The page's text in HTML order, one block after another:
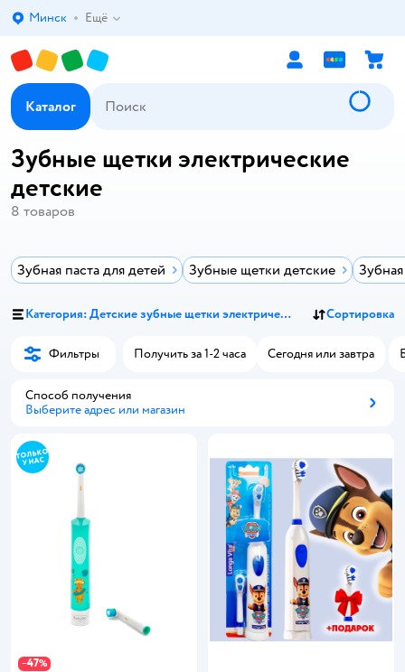
Выбор адреса доставки.
Минск Ещё
Каталог
Зубные щетки электрические
детские
8 товаров
Зубная паста для детей Зубные щетки детские
Категория: Детские зубные щетки электрические Сортировка
Фильтры Получить за 1-2 часа Сегодня или завтра
Способ получения
Выберите адрес или магазин
−47%